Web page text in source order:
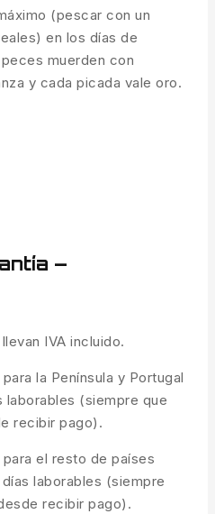
(pescar con un
en los días de
muerden con
y cada picada vale oro.
–
IVA incluido.
la Península y Portugal
laborables (siempre que
recibir pago).
el resto de países
laborables (siempre
recibir pago).